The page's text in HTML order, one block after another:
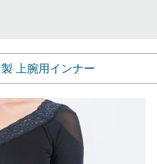
上腕用インナー